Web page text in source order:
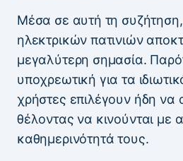
Μέσα σε αυτή τη
ηλεκτρικών πατινιών
μεγαλύτερη σημασία.
υποχρεωτική για τα
χρήστες επιλέγουν ήδη να
θέλοντας να κινούνται με
καθημερινότητά τους.